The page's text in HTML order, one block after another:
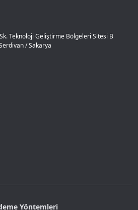
Teknoloji Geliştirme Bölgeleri Sitesi B
/ Sakarya
Yöntemleri